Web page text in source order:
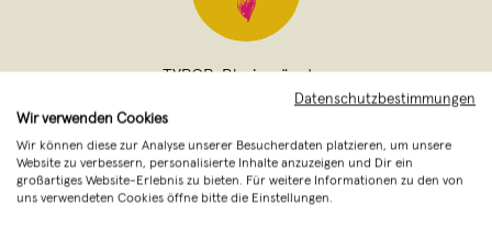
TYPOP,Rheinmünster
verkauft seit Dezember 2015
TYPE up your life. POP up your life. TYPOP.
TYPOP ist DER Onlineshop für Postkarten,
Grußkarten, Glückwunschkarten,
Datenschutzbestimmungen
Wir verwenden Cookies
Wir können diese zur Analyse unserer Besucherdaten platzieren, um unsere
Website zu verbessern, personalisierte Inhalte anzuzeigen und Dir ein
großartiges Website-Erlebnis zu bieten. Für weitere Informationen zu den von
uns verwendeten Cookies öffne bitte die Einstellungen.